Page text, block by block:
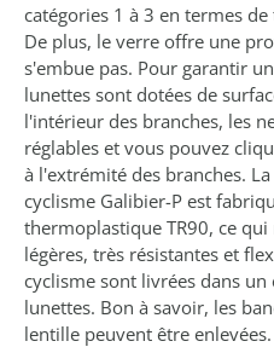
catégories 1 à 3 en termes
De plus, le verre offre une
s'embue pas. Pour garantir
lunettes sont dotées de
l'intérieur des branches, les
réglables et vous pouvez
à l'extrémité des branches.
cyclisme Galibier-P est
thermoplastique TR90, ce
légères, très résistantes et
cyclisme sont livrées dans
lunettes. Bon à savoir, les
lentille peuvent être enlevées.